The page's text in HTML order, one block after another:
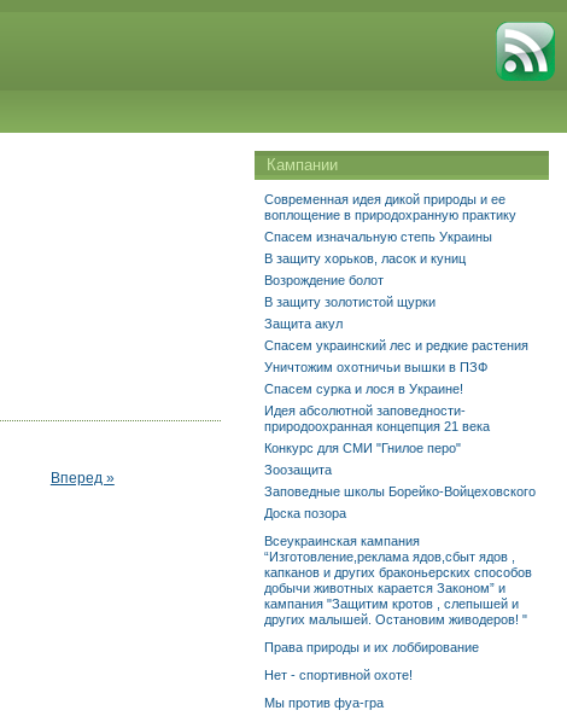
Вперед »
Кампании
Современная идея дикой природы и ее
воплощение в природохранную практику
Спасем изначальную степь Украины
В защиту хорьков, ласок и куниц
Возрождение болот
В защиту золотистой щурки
Защита акул
Спасем украинский лес и редкие растения
Уничтожим охотничьи вышки в ПЗФ
Спасем сурка и лося в Украине!
Идея абсолютной заповедности-
природоохранная концепция 21 века
Конкурс для СМИ "Гнилое перо"
Зоозащита
Заповедные школы Борейко-Войцеховского
Доска позора
Всеукраинская кампания
“Изготовление,реклама ядов,сбыт ядов ,
капканов и других браконьерских способов
добычи животных карается Законом” и
кампания "Защитим кротов , слепышей и
других малышей. Остановим живодеров! "
Права природы и их лоббирование
Нет - спортивной охоте!
Мы против фуа-гра